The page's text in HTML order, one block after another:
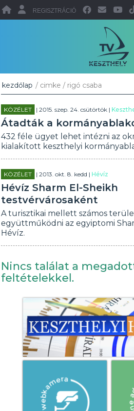
REGISZTRÁCIÓ
kezdőlap / cimke / rigó csaba
KÖZÉLET | 2015. szep. 24. csütörtök |
Átadták a
432 féle ügyet lehet intézni az
kialakított keszthelyi
KÖZÉLET | 2013. okt. 8. kedd |Hévíz
Hévíz Sharm El-Sheikh
testvérvárosaként
A turisztikai mellett számos
együttműködni az egyiptomi
Hévíz.
Nincs találat a
feltételekkel.